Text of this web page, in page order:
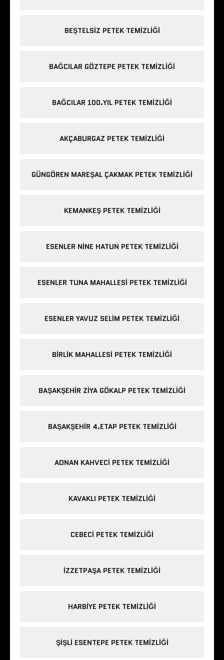
BEŞTELSIZ PETEK TEMIZLIĞI
BAĞCILAR GÖZTEPE PETEK TEMIZLIĞI
BAĞCILAR 100.YIL PETEK TEMIZLIĞI
AKÇABURGAZ PETEK TEMIZLIĞI
GÜNGÖREN MAREŞAL ÇAKMAK PETEK TEMIZLIĞI
KEMANKEŞ PETEK TEMIZLIĞI
ESENLER NINE HATUN PETEK TEMIZLIĞI
ESENLER TUNA MAHALLESI PETEK TEMIZLIĞI
ESENLER YAVUZ SELIM PETEK TEMIZLIĞI
BIRLIK MAHALLESI PETEK TEMIZLIĞI
BAŞAKŞEHIR ZIYA GÖKALP PETEK TEMIZLIĞI
BAŞAKŞEHIR 4.ETAP PETEK TEMIZLIĞI
ADNAN KAHVECI PETEK TEMIZLIĞI
KAVAKLI PETEK TEMIZLIĞI
CEBECI PETEK TEMIZLIĞI
IZZETPAŞA PETEK TEMIZLIĞI
HARBIYE PETEK TEMIZLIĞI
ŞIŞLI ESENTEPE PETEK TEMIZLIĞI